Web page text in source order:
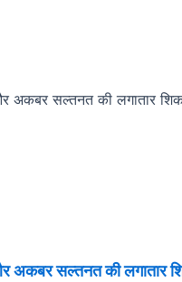
अकबर सल्तनत की लगातार